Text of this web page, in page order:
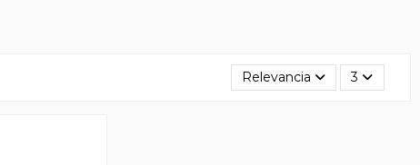
Relevancia 3